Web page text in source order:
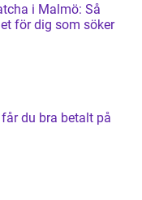
i Malmö: Så
för dig som söker